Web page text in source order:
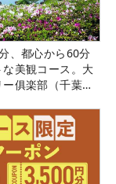
、都心から60分
美観コース。大
俱楽部（千葉